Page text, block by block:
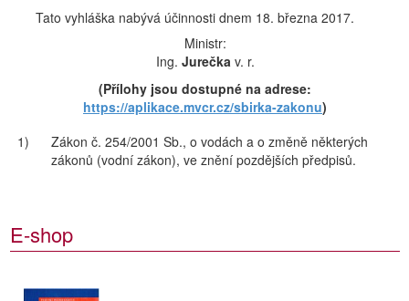
Tato vyhláška nabývá účinnosti dnem 18. března 2017.
Ministr:
Ing. Jurečkav. r.
(Přílohy jsou dostupné na adrese:
https://aplikace.mvcr.cz/sbirka-zakonu)
1)
Zákon č. 254/2001 Sb., o vodách a o změně některých
zákonů (vodní zákon), ve znění pozdějších předpisů.
E-shop